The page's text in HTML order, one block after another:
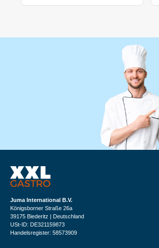
Juma International B.V.
Königsborner Straße 26a
39175 Biederitz | Deutschland
USt-ID: DE321159873
Handelsregister: 58573909